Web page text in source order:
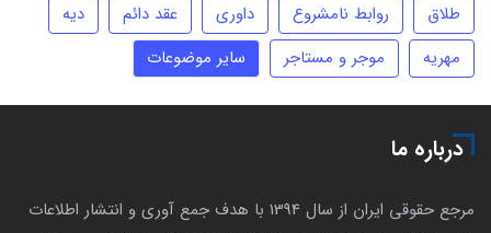
طلاق
روابط نامشروع داوری عقد دائم
دیه
مهریه
موجر و مستاجر سایر موضوعات
درباره ما
مرجع حقوقی ایران از سال 1394 با هدف جمع آوری و انتشار اطلاعات